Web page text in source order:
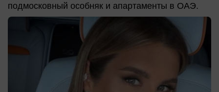
подмосковный особняк и апартаменты в ОАЭ.